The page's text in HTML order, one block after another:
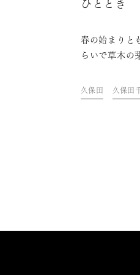
ひととき
春の始まりと
らいで草木の
ために、立春
酒もあるほど
久保田 久保田